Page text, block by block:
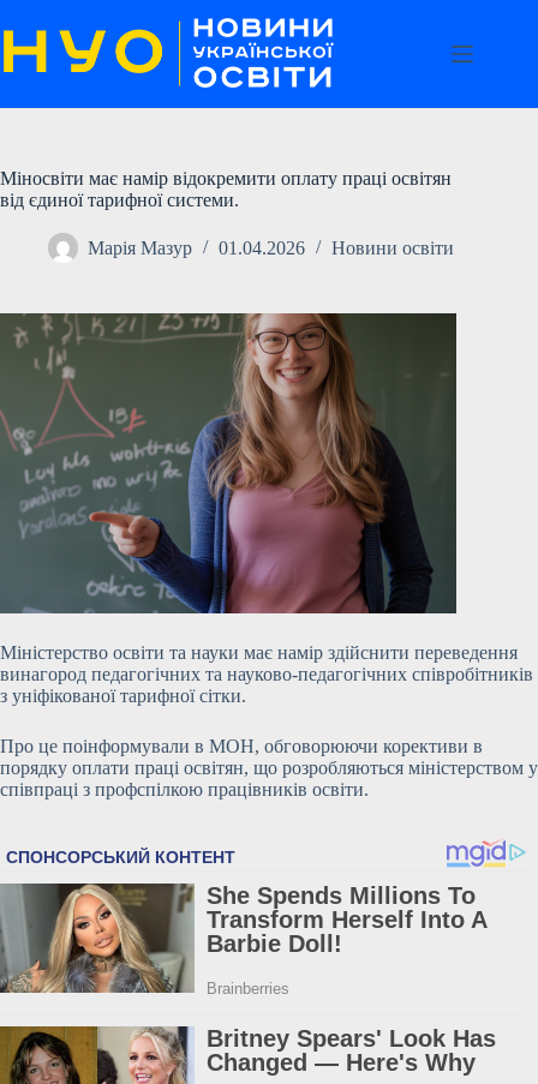
до
вмісту
Міносвіти має намір відокремити оплату праці освітян
від єдиної тарифної системи.
Марія Мазур 01.04.2026 Новини освіти
Міністерство освіти та науки має намір здійснити переведення
винагород педагогічних та науково-педагогічних співробітників
з уніфікованої тарифної сітки.
Про це поінформували в МОН, обговорюючи корективи в
порядку оплати праці освітян, що розробляються міністерством у
співпраці з профспілкою працівників освіти.